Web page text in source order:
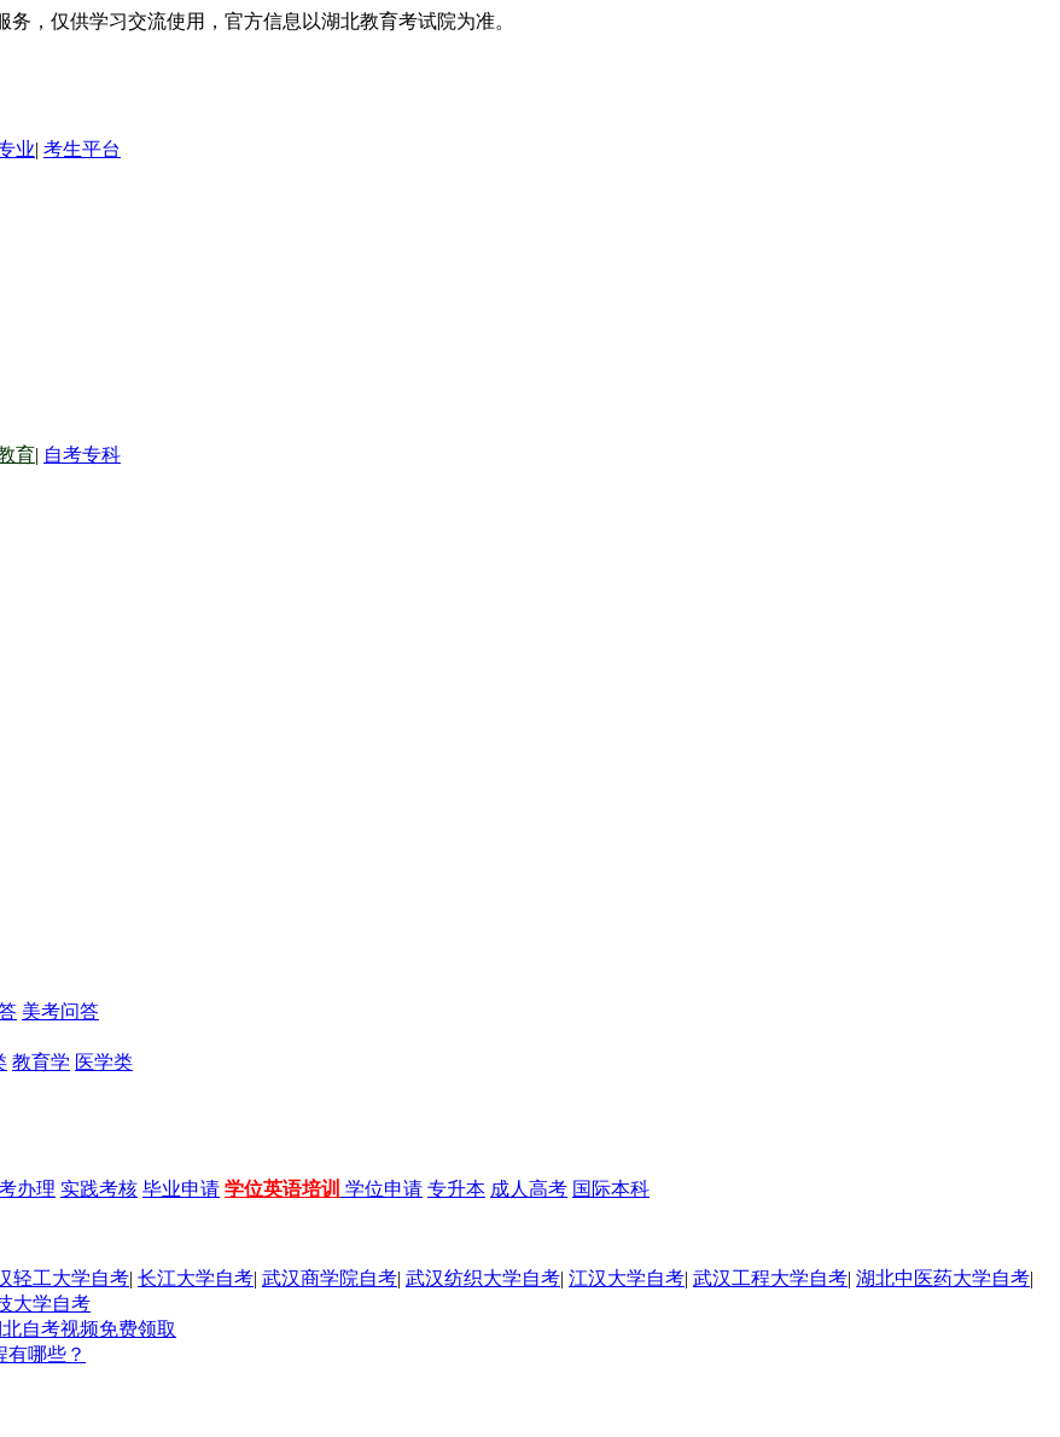
，仅供学习交流使用，官方信息以湖北教育考试院为准。
业| 考生平台
育| 自考专科
美考问答
教育学 医学类
办理 实践考核 毕业申请 学位英语培训 学位申请 专升本 成人高考 国际本科
轻工大学自考| 长江大学自考| 武汉商学院自考| 武汉纺织大学自考| 江汉大学自考| 武汉工程大学自考| 湖北中医药大学自考|
大学自考
有哪些？